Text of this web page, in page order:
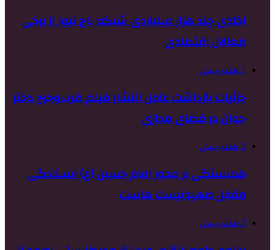
اخاذی چند هزار میلیاردی شبکه باج نیوز از برخی
فعالان اقتصادی
1 هفته پیش
جزئیات بازداشت عامل انتشار فیلم ضرب‌وجرح دختر
جوان در فضای مجازی
2 هفته پیش
همبستگی بر محور امام حسین (ع) ایستادگی
مقابل صهیونیست هاست
2 هفته پیش